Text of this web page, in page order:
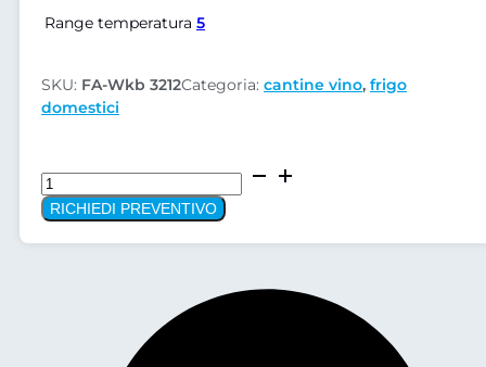
Range temperatura 5
SKU: FA-Wkb 3212Categoria: cantine vino, frigo
domestici
Cantina
vini
Liebherr
RICHIEDI PREVENTIVO